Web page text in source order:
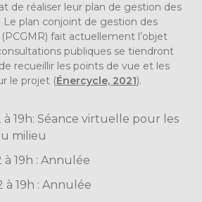
de réaliser leur plan de gestion des
Le plan conjoint de gestion des
fait actuellement l’objet
publiques se tiendront
recueillir les points de vue et les
le projet (Énercycle, 2021).
à 19h: Séance virtuelle pour les
milieu
à 19h : Annulée
à 19h : Annulée